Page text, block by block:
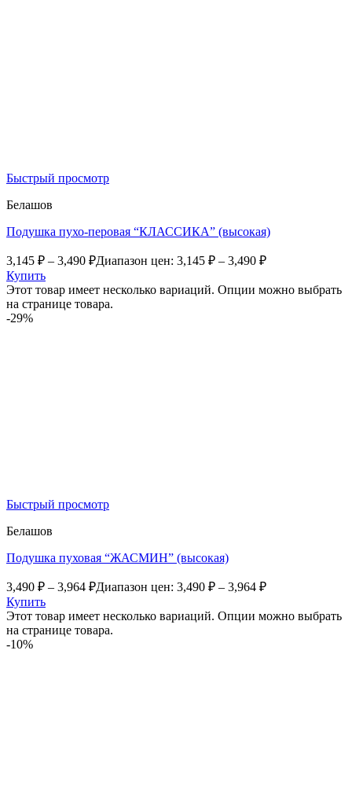
Быстрый просмотр
Белашов
Подушка пухо-перовая “КЛАССИКА” (высокая)
3,145 ₽ – 3,490 ₽Диапазон цен: 3,145 ₽ – 3,490 ₽
Купить
Этот товар имеет несколько вариаций. Опции можно выбрать
на странице товара.
-29%
Быстрый просмотр
Белашов
Подушка пуховая “ЖАСМИН” (высокая)
3,490 ₽ – 3,964 ₽Диапазон цен: 3,490 ₽ – 3,964 ₽
Купить
Этот товар имеет несколько вариаций. Опции можно выбрать
на странице товара.
-10%